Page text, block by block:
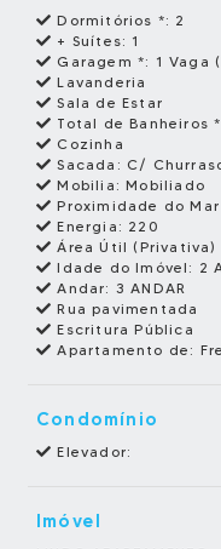
Dormitórios *: 2
+ Suítes: 1
Garagem *: 1 Vaga
Lavanderia
Sala de Estar
Total de Banheiros
Cozinha
Sacada: C/
Mobilia:Mobiliado
Proximidade do Mar
Energia: 220
Área Útil (Privativa)
Idade do Imóvel: 2
Andar: 3 ANDAR
Rua pavimentada
Escritura Pública
Apartamento de:
Condomínio
Elevador:
Imóvel